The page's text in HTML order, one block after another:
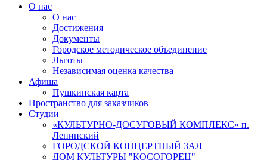
О нас
О нас
Достижения
Документы
Городское методическое объединение
Льготы
Независимая оценка качества
Афиша
Пушкинская карта
Пространство для заказчиков
Студии
«КУЛЬТУРНО-ДОСУГОВЫЙ КОМПЛЕКС» п.
Ленинский
ГОРОДСКОЙ КОНЦЕРТНЫЙ ЗАЛ
ДОМ КУЛЬТУРЫ "КОСОГОРЕЦ"